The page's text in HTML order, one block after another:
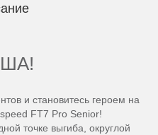
и становитесь героем на
FT7 Pro Senior!
точке выгиба, округлой